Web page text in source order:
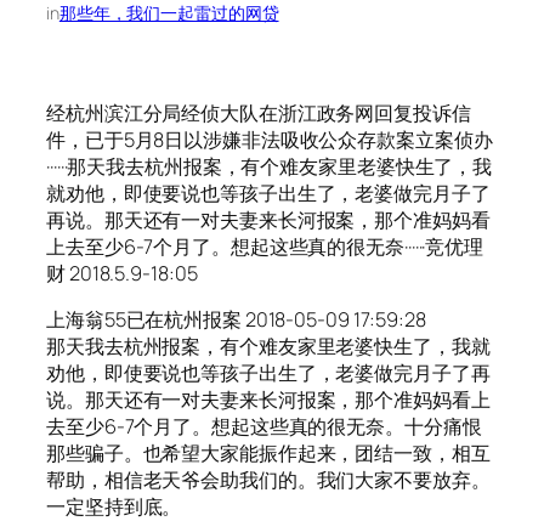
in那些年，我们一起雷过的网贷
经杭州滨江分局经侦大队在浙江政务网回复投诉信
件，已于5月8日以涉嫌非法吸收公众存款案立案侦办
······那天我去杭州报案，有个难友家里老婆快生了，我
就劝他，即使要说也等孩子出生了，老婆做完月子了
再说。那天还有一对夫妻来长河报案，那个准妈妈看
上去至少6-7个月了。想起这些真的很无奈······竞优理
财 2018.5.9-18:05
上海翁55已在杭州报案 2018-05-09 17:59:28
那天我去杭州报案，有个难友家里老婆快生了，我就
劝他，即使要说也等孩子出生了，老婆做完月子了再
说。那天还有一对夫妻来长河报案，那个准妈妈看上
去至少6-7个月了。想起这些真的很无奈。十分痛恨
那些骗子。也希望大家能振作起来，团结一致，相互
帮助，相信老天爷会助我们的。我们大家不要放弃。
一定坚持到底。